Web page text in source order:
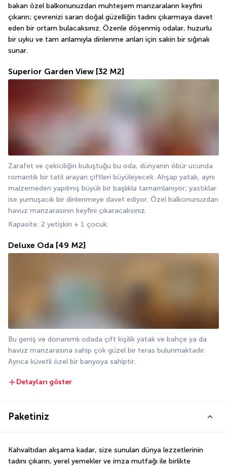
bakan özel balkonunuzdan muhteşem manzaraların keyfini
çıkarın; çevrenizi saran doğal güzelliğin tadını çıkarmaya davet
eden bir ortam bulacaksınız. Özenle döşenmiş odalar, huzurlu
bir uyku ve tam anlamıyla dinlenme anları için sakin bir sığınak
sunar.
Superior Garden View [32 M2]
Zarafet ve çekiciliğin buluştuğu bu oda, dünyanın öbür ucunda
romantik bir tatil arayan çiftleri büyüleyecek. Ahşap yatak, aynı
malzemeden yapılmış büyük bir başlıkla tamamlanıyor; yastıklar
ise yumuşacık bir dinlenmeye davet ediyor. Özel balkonunuzdan
havuz manzarasının keyfini çıkaracaksınız.
Kapasite: 2 yetişkin + 1 çocuk.
Deluxe Oda [49 M2]
Bu geniş ve donanımlı odada çift kişilik yatak ve bahçe ya da
havuz manzarasına sahip çok güzel bir teras bulunmaktadır.
Ayrıca küvetli özel bir banyoya sahiptir.
Detayları göster
Paketiniz
Kahvaltıdan akşama kadar, size sunulan dünya lezzetlerinin
tadını çıkarın, yerel yemekler ve imza mutfağı ile birlikte